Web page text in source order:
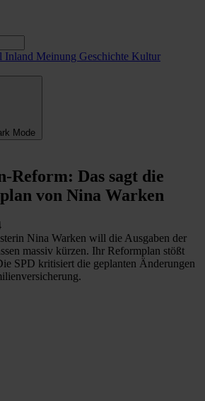
Inland Meinung Geschichte Kultur
Mode
Reform: Das sagt die
von Nina Warken
Nina Warken will die Ausgaben der
massiv kürzen. Ihr Reformplan stößt
SPD kritisiert die geplanten Änderungen